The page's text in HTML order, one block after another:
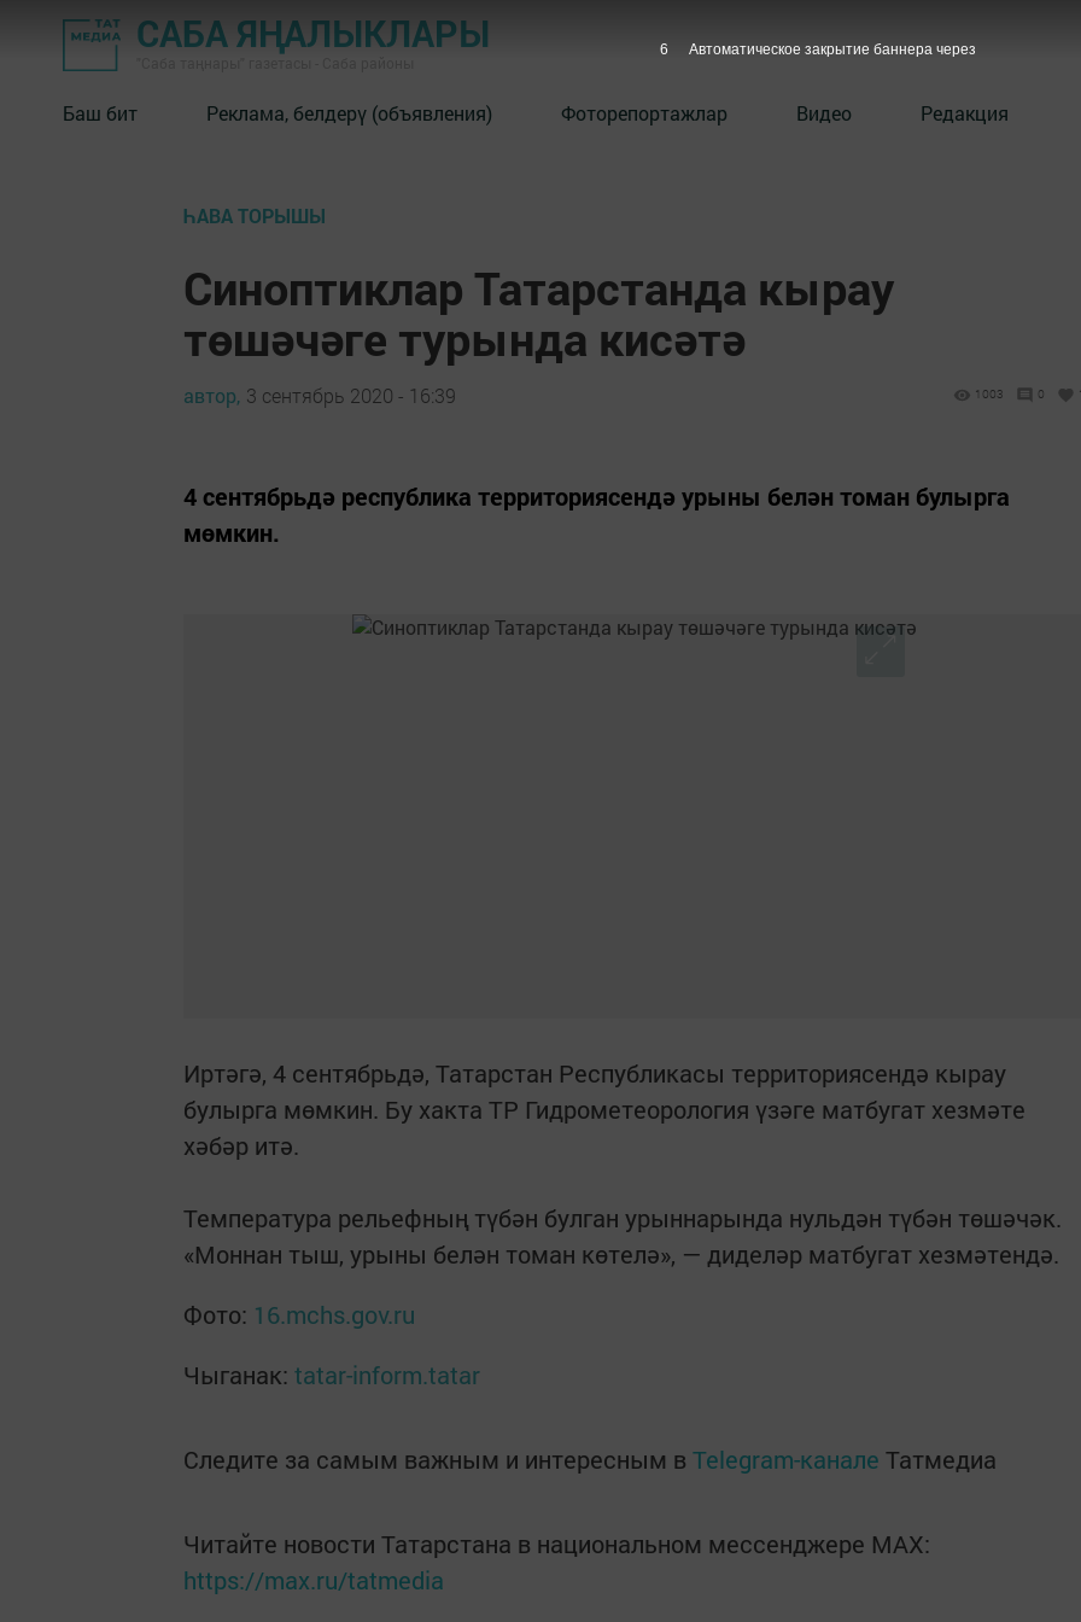
САБА ЯҢАЛЫКЛАРЫ
Баш бит Реклама, белдерү (объявления) Фоторепортажлар Видео Редакция
ҺАВА ТОРЫШЫ
Синоптиклар Татарстанда кырау
төшәчәге турында кисәтә
автор, 3 сентябрь 2020 - 16:39 1003 0
4 сентябрьдә республика территориясендә урыны белән томан булырга
мөмкин.
Иртәгә, 4 сентябрьдә, Татарстан Республикасы территориясендә кырау
булырга мөмкин. Бу хакта ТР Гидрометеорология үзәге матбугат хезмәте
хәбәр итә.
Температура рельефның түбән булган урыннарында нульдән түбән төшәчәк.
«Моннан тыш, урыны белән томан көтелә», — диделәр матбугат хезмәтендә.
Фото: 16.mchs.gov.ru
Чыганак: tatar-inform.tatar
Следите за самым важным и интересным в Telegram-канале Татмедиа
Читайте новости Татарстана в национальном мессенджере MАХ:
https://max.ru/tatmedia
5 Автоматическое закрытие баннера через